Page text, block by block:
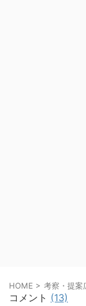
HOME > 考察・提案
コメント (13)